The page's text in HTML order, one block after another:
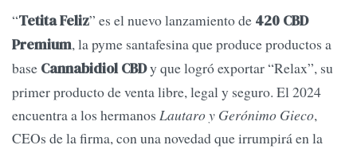
“Tetita Feliz” es el nuevo lanzamiento de 420 CBD
Premium, la pyme santafesina que produce productos a
base Cannabidiol CBDy que logró exportar “Relax”, su
primer producto de venta libre, legal y seguro. El 2024
encuentra a los hermanos Lautaro y Gerónimo Gieco,
CEOs de la firma, con una novedad que irrumpirá en la